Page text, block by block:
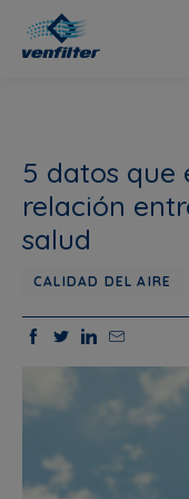
5 datos que
relación
salud
CALIDAD DEL AIRE